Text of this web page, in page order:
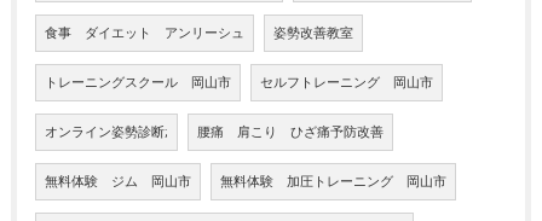
食事 ダイエット アンリーシュ 姿勢改善教室
トレーニングスクール 岡山市 セルフトレーニング 岡山市
オンライン姿勢診断; 腰痛 肩こり ひざ痛予防改善
無料体験 ジム 岡山市 無料体験 加圧トレーニング 岡山市